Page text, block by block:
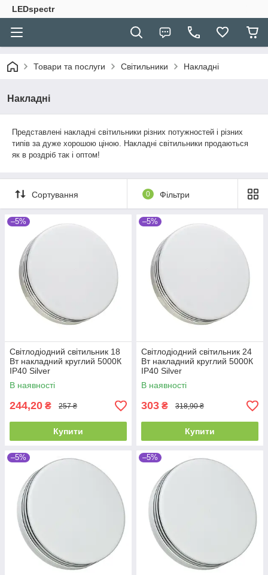
LEDspectr
Товари та послуги Світильники Накладні
Накладні
Представлені накладні світильники різних потужностей і різних
типів за дуже хорошою ціною. Накладні світильники продаються
як в роздріб так і оптом!
Сортування 0 Фільтри
–5%
Світлодіодний світильник 18
Вт накладний круглий 5000К
IP40 Silver
В наявності
244,20 ₴ 257 ₴
Купити
–5%
Світлодіодний світильник 24
Вт накладний круглий 5000К
IP40 Silver
В наявності
303 ₴ 318,90 ₴
Купити
–5% –5%